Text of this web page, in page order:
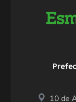
10 de